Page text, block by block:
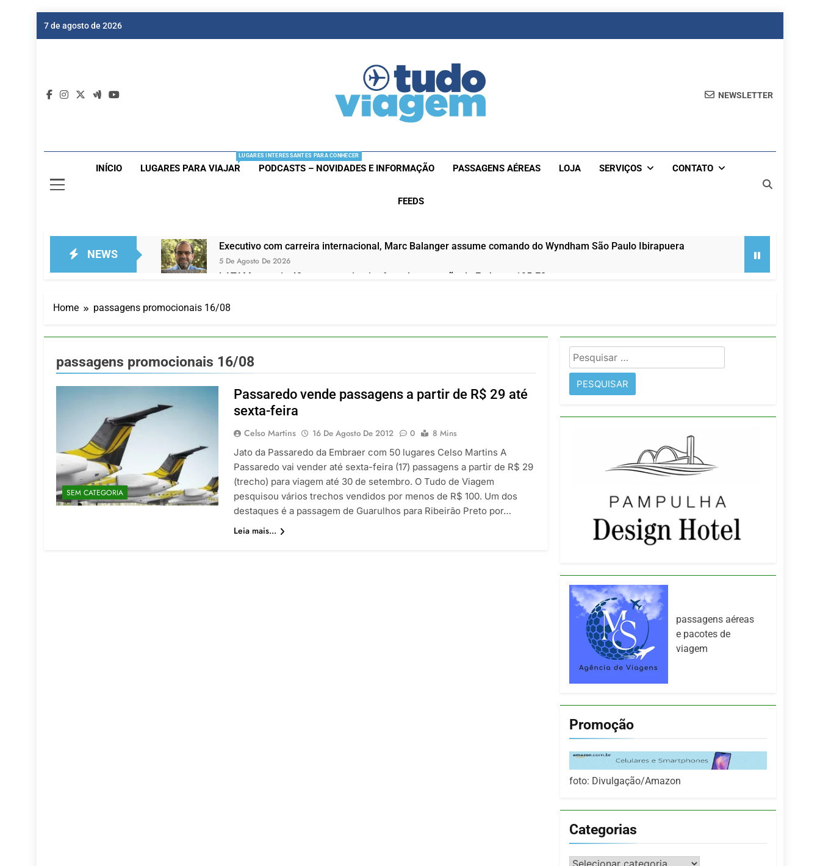
7 de agosto de 2026
NEWSLETTER
INÍCIO LUGARES PARA VIAJAR
LUGARES INTERESSANTES PARA CONHECER
PODCASTS – NOVIDADES E INFORMAÇÃO PASSAGENS AÉREAS LOJA SERVIÇOS CONTATO
FEEDS
NEWS
Executivo com carreira internacional, Marc Balanger assume comando do Wyndham São Paulo Ibirapuera
5 De Agosto De 2026
LATAM anuncia 42 rotas na primeira fase de operação do Embraer 195-E2
Azul retoma voos diretos entre Porto Alegre e Montevidéu em dezembro
Turismo na Serra Catarinense: Região do Salto Caveiras atrai novos investimentos e fortalece infraestrutura
Toda a Europa em Um Só Lugar: Descubra as Atrações do Parque Mini-Europe
Por Dentro do Atomium: História, Ciência e a Melhor Vista de Bruxelas
4 De Agosto De 2026
Home passagens promocionais 16/08
passagens promocionais 16/08
SEM CATEGORIA
Passaredo vende passagens a partir de R$ 29 até
sexta-feira
Celso Martins 16 De Agosto De 2012 0
8 Mins
Jato da Passaredo da Embraer com 50 lugares Celso Martins A
Passaredo vai vender até sexta-feira (17) passagens a partir de R$ 29
(trecho) para viagem até 30 de setembro. O Tudo de Viagem
pesquisou vários trechos vendidos por menos de R$ 100. Um dos
destaques é a passagem de Guarulhos para Ribeirão Preto por…
Leia mais...
Pesquisar
por:
passagens aéreas
e pacotes de
viagem
Promoção
foto: Divulgação/Amazon
Categorias
Categorias